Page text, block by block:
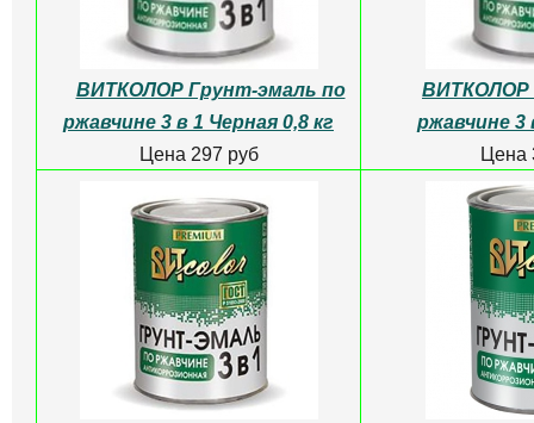
ВИТКОЛОР Грунт-эмаль по
ржавчине 3 в 1 Черная 0,8 кг
Цена 297 руб
ВИТКОЛОР
ржавчине 3
Цена